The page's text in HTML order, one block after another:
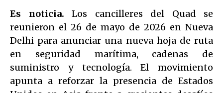
Es noticia. Los cancilleres del Quad se
reunieron el 26 de mayo de 2026 en Nueva
Delhi para anunciar una nueva hoja de ruta
en seguridad marítima, cadenas de
suministro y tecnología. El movimiento
apunta a reforzar la presencia de Estados